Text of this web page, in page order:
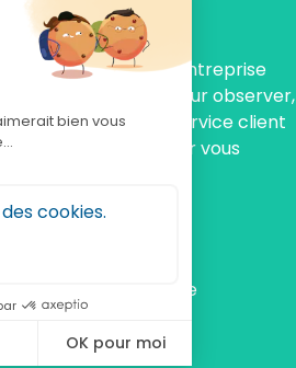
bien vous
cookies.
OK pour moi
est une entreprise
de 5000 produits pour observer,
la nature. Notre service client
au vendredi, pour vous
& Nature)
69140 Rillieux-La-Pape